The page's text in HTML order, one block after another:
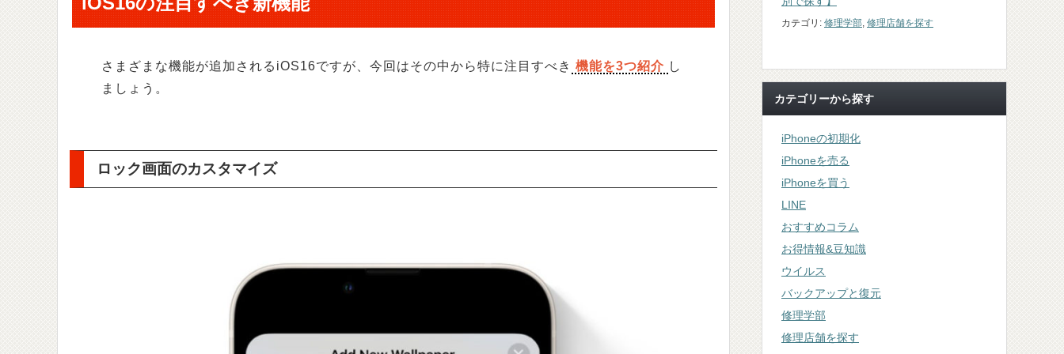
さまざまな機能が追加されるiOS16ですが、今回はその中から特に注目すべき 機能を3つ紹介 し
ましょう。
ロック画面のカスタマイズ
カテゴリ: 修理学部 修理店舗を探す
カテゴリーから探す
iPhoneの初期化
iPhoneを売る
iPhoneを買う
LINE
おすすめコラム
お得情報&豆知識
ウイルス
バックアップと復元
修理学部
修理店舗を探す